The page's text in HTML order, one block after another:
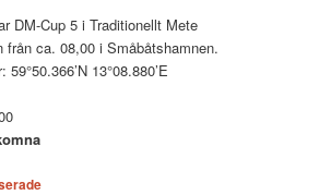
DM-Cup 5 i Traditionellt Mete
från ca. 08,00 i Småbåtshamnen.
13°08.880’E